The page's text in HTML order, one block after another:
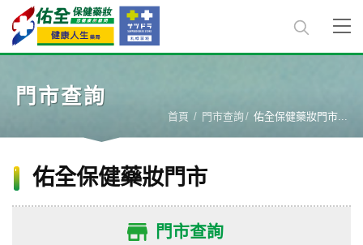
門市查詢
首頁 門市查詢 佑全保健藥妝門市...
佑全保健藥妝門市
門市查詢